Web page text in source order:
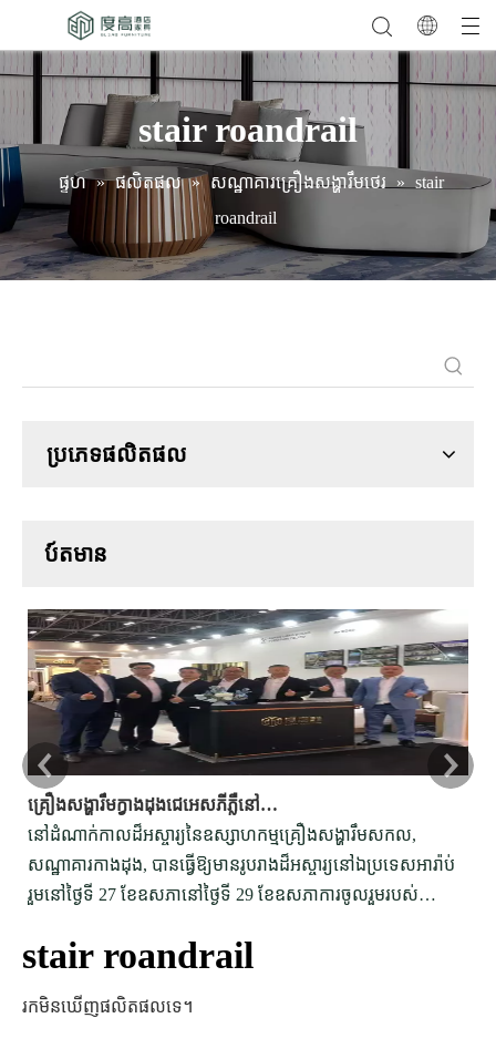
stair roandrail
ផ្ទហ » ផលិតផល » សណ្ឋាគារគ្រឿងសង្ហារឹមថេរ » stair
roandrail
ប្រភេទផលិតផល
ប៍តមាន
គ្រឿងសង្ហារឹមក្វាងដុងជេអេសភីភ្លឺនៅឯពិព័រណ៍គ្រឿងសង្ហារឹមអន្តរជាតិឌូបៃ
នៅដំណាក់កាលដ៏អស្ចារ្យនៃឧស្សាហកម្មគ្រឿងសង្ហារឹមសកល,
សណ្ឋាគារកាងដុង, បានធ្វើឱ្យមានរូបរាងដ៏អស្ចារ្យនៅឯប្រទេសអារ៉ាប់
រួមនៅថ្ងៃទី 27 ខែឧសភានៅថ្ងៃទី 29 ខែឧសភាការចូលរួមរបស់
គួរឱ្យកត់សម្គាល់។
stair roandrail
រកមិនឃើញផលិតផលទេ។